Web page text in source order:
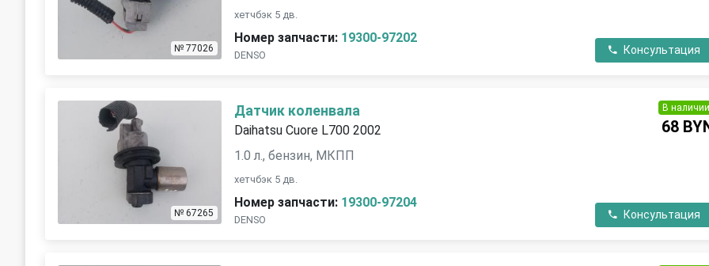
№ 77026
хетчбэк 5 дв.
Номер запчасти: 19300-97202
DENSO Консультация
№ 67265
Датчик коленвала
Daihatsu Cuore L700 2002
1.0 л., бензин, МКПП
хетчбэк 5 дв.
Номер запчасти: 19300-97204
DENSO
В наличии
68
Консультация